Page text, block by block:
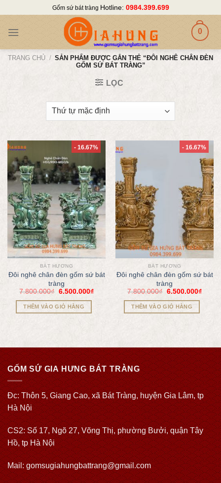
content
Gốm sứ bát tràng Hotline: 0984.399.699
0
TRANG CHỦ / SẢN PHẨM ĐƯỢC GẮN THẺ “ĐÔI NGHÊ CHÂN ĐÈN
GỐM SỨ BÁT TRÀNG”
LỌC
- 16.67%
BÁT HƯƠNG
Đôi nghê chân đèn gốm sứ bát
tràng
7.800.000₫ 6.500.000₫
THÊM VÀO GIỎ HÀNG
- 16.67%
BÁT HƯƠNG
Đôi nghê chân đèn gốm sứ bát
tràng
7.800.000₫ 6.500.000₫
THÊM VÀO GIỎ HÀNG
GỐM SỨ GIA HƯNG BÁT TRÀNG
Đc: Thôn 5, Giang Cao, xã Bát Tràng, huyện Gia Lâm, tp
Hà Nội
CS2: Số 17, Ngõ 27, Võng Thị, phường Bưởi, quận Tây
Hồ, tp Hà Nội
Mail: gomsugiahungbattrang@gmail.com